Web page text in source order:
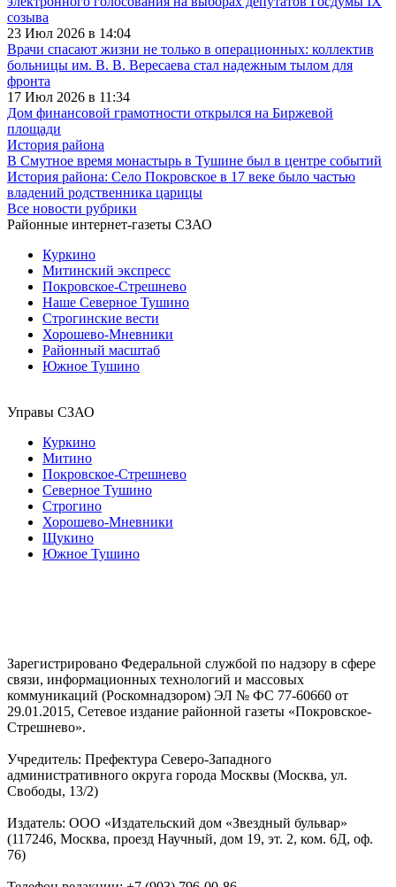
созыва
23 Июл 2026 в 14:04
Врачи спасают жизни не только в операционных: коллектив
больницы им. В. В. Вересаева стал надежным тылом для
фронта
17 Июл 2026 в 11:34
Дом финансовой грамотности открылся на Биржевой
площади
История района
В Смутное время монастырь в Тушине был в центре событий
История района: Село Покровское в 17 веке было частью
владений родственника царицы
Все новости рубрики
Районные интернет-газеты СЗАО
Куркино
Митинский экспресс
Покровское-Стрешнево
Наше Северное Тушино
Строгинские вести
Хорошево-Мневники
Районный масштаб
Южное Тушино
Управы СЗАО
Куркино
Митино
Покровское-Стрешнево
Северное Тушино
Строгино
Хорошево-Мневники
Щукино
Южное Тушино
Зарегистрировано Федеральной службой по надзору в сфере
связи, информационных технологий и массовых
коммуникаций (Роскомнадзором) ЭЛ № ФС 77-60660 от
29.01.2015, Сетевое издание районной газеты «Покровское-
Стрешнево».
Учредитель: Префектура Северо-Западного
административного округа города Москвы (Москва, ул.
Свободы, 13/2)
Издатель: ООО «Издательский дом «Звездный бульвар»
(117246, Москва, проезд Научный, дом 19, эт. 2, ком. 6Д, оф.
76)